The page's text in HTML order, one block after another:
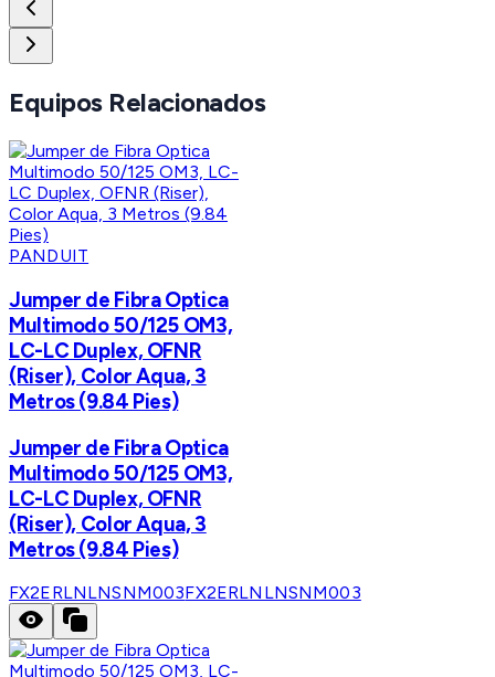
Equipos Relacionados
PANDUIT
Jumper de Fibra Optica
Multimodo 50/125 OM3,
LC-LC Duplex, OFNR
(Riser), Color Aqua, 3
Metros (9.84 Pies)
Jumper de Fibra Optica
Multimodo 50/125 OM3,
LC-LC Duplex, OFNR
(Riser), Color Aqua, 3
Metros (9.84 Pies)
FX2ERLNLNSNM003FX2ERLNLNSNM003